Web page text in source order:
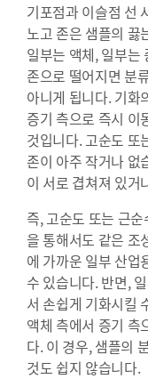
기포점과 이슬점 선
노고 존은 샘플의 끓
일부는 액체, 일부는
존으로 떨어지면 분
아니게 됩니다. 기화
증기 측으로 즉시 이
것입니다. 고순도 또
존이 아주 작거나 없
이 서로 겹쳐져 있거
즉, 고순도 또는 근
을 통해서도 같은 조
에 가까운 일부 산업
수 있습니다. 반면,
서 손쉽게 기화시킬
액체 측에서 증기 측
다. 이 경우, 샘플의
것도 쉽지 않습니다.